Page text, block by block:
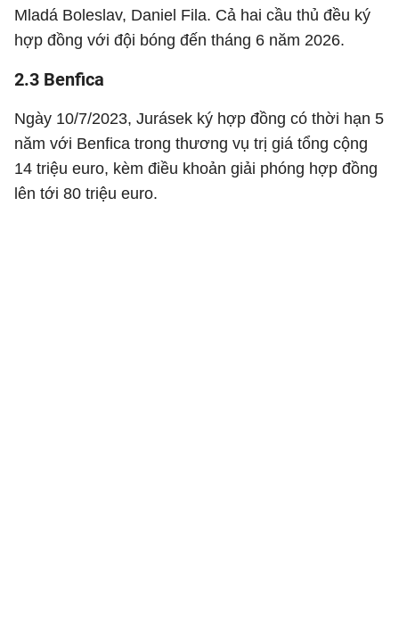
Mladá Boleslav, Daniel Fila. Cả hai cầu thủ đều ký
hợp đồng với đội bóng đến tháng 6 năm 2026.
2.3 Benfica
Ngày 10/7/2023, Jurásek ký hợp đồng có thời hạn 5
năm với Benfica trong thương vụ trị giá tổng cộng
14 triệu euro, kèm điều khoản giải phóng hợp đồng
lên tới 80 triệu euro.